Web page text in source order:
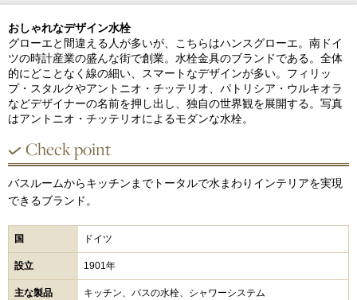
おしゃれなデザイン水栓
グローエと間違える人が多いが、こちらはハンスグローエ。南ドイ
ツの時計産業の盛んな街で創業。水栓金具のブランドである。全体
的にどことなく線の細い、スマートなデザインが多い。フィリッ
プ・スタルクやアントニオ・チッテリオ、パトリシア・ウルキオラ
などデザイナーの名前を押し出し、独自の世界観を展開する。写真
はアントニオ・チッテリオによるモダンな水栓。
Check point
バスルームからキッチンまでトータルで水まわりインテリアを実現
できるブランド。
国 ドイツ
設立 1901年
主な製品 キッチン、バスの水栓、シャワーシステム